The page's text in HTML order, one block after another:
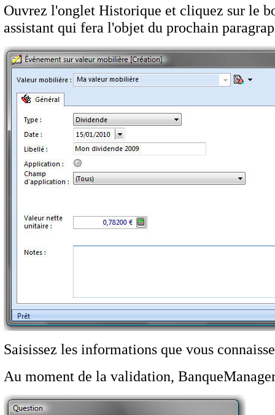
Ouvrez l'onglet Historique et cliquez sur le
assistant qui fera l'objet du prochain
Saisissez les informations que vous
Au moment de la validation,